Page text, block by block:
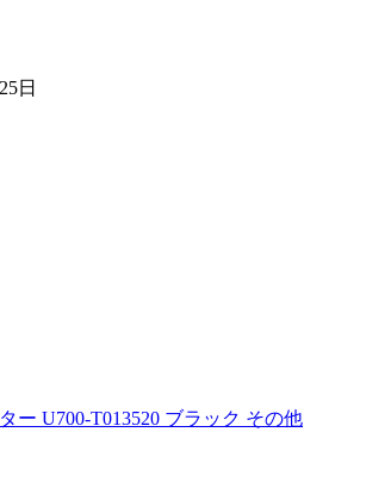
日
ー U700-T013520 ブラック その他